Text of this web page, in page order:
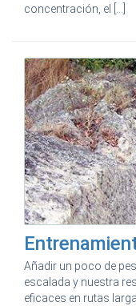
concentración, el [...]
Añadir un poco de
escalada y nuestra
eficaces en rutas